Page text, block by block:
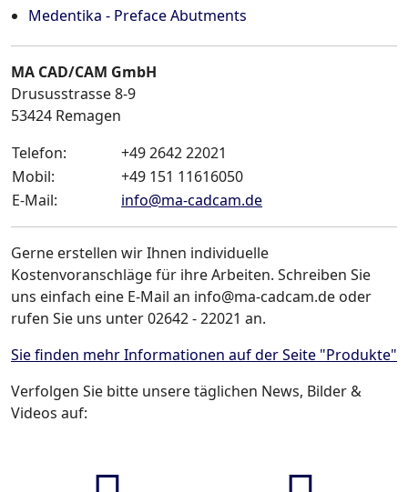
Medentika - Preface Abutments
MA CAD/CAM GmbH
Drususstrasse 8-9
53424 Remagen
Telefon:
+49 2642 22021
Mobil:
+49 151 11616050
E-Mail:
info@ma-cadcam.de
Gerne erstellen wir Ihnen individuelle
Kostenvoranschläge für ihre Arbeiten. Schreiben Sie
uns einfach eine E-Mail an info@ma-cadcam.de oder
rufen Sie uns unter 02642 - 22021 an.
Sie finden mehr Informationen auf der Seite "Produkte"
Verfolgen Sie bitte unsere täglichen News, Bilder &
Videos auf: